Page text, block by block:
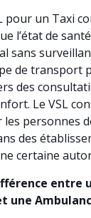
pour un Taxi
l’état de
sans
de transport
des
Le VSL
personnes
des
certaine
entre
une